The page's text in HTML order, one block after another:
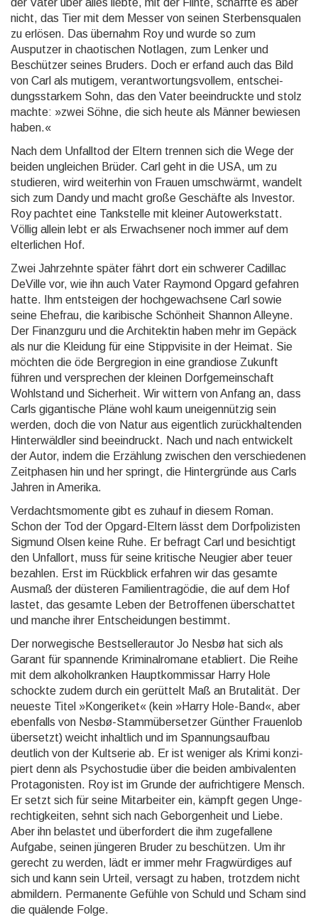
der Vater über alles liebte, mit der Flinte, schaffte es aber
nicht, das Tier mit dem Messer von seinen Sterbens­qualen
zu erlösen. Das übernahm Roy und wurde so zum
Ausputzer in chaoti­schen Notlagen, zum Lenker und
Beschüt­zer seines Bruders. Doch er erfand auch das Bild
von Carl als mutigem, verant­wortungs­vollem, entschei­
dungs­starkem Sohn, das den Vater beein­druckte und stolz
machte: »zwei Söhne, die sich heute als Männer bewiesen
haben.«
Nach dem Unfalltod der Eltern trennen sich die Wege der
beiden unglei­chen Brüder. Carl geht in die USA, um zu
studieren, wird weiterhin von Frauen um­schwärmt, wandelt
sich zum Dandy und macht große Geschäfte als Investor.
Roy pachtet eine Tank­stelle mit kleiner Auto­werk­statt.
Völlig allein lebt er als Erwach­sener noch immer auf dem
elter­lichen Hof.
Zwei Jahrzehnte später fährt dort ein schwerer Cadillac
DeVille vor, wie ihn auch Vater Raymond Opgard gefahren
hatte. Ihm entstei­gen der hoch­gewach­sene Carl sowie
seine Ehefrau, die karibi­sche Schönheit Shannon Alleyne.
Der Finanz­guru und die Archi­tektin haben mehr im Gepäck
als nur die Kleidung für eine Stipp­visite in der Heimat. Sie
möchten die öde Berg­region in eine grandiose Zukunft
führen und ver­sprechen der kleinen Dorf­gemein­schaft
Wohlstand und Sicher­heit. Wir wittern von Anfang an, dass
Carls gigan­tische Pläne wohl kaum uneigen­nützig sein
werden, doch die von Natur aus eigent­lich zurück­halten­den
Hinter­wäldler sind beein­druckt. Nach und nach ent­wickelt
der Autor, indem die Erzählung zwischen den verschie­denen
Zeit­phasen hin und her springt, die Hinter­gründe aus Carls
Jahren in Amerika.
Verdachtsmomente gibt es zuhauf in diesem Roman.
Schon der Tod der Opgard-Eltern lässt dem Dorf­polizis­ten
Sigmund Olsen keine Ruhe. Er befragt Carl und besich­tigt
den Unfallort, muss für seine kritische Neugier aber teuer
bezahlen. Erst im Rückblick erfahren wir das gesamte
Ausmaß der düsteren Familien­tragödie, die auf dem Hof
lastet, das gesamte Leben der Betrof­fenen über­schattet
und manche ihrer Entschei­dungen bestimmt.
Der norwegische Bestsellerautor Jo Nesbø hat sich als
Garant für spannende Kriminal­romane etabliert. Die Reihe
mit dem alkohol­kranken Haupt­kommis­sar Harry Hole
schockte zudem durch ein gerüttelt Maß an Bruta­lität. Der
neueste Titel »Kongeriket« (kein »Harry Hole-Band«, aber
eben­falls von Nesbø-Stamm­über­setzer Günther Frauenlob
übersetzt) weicht inhalt­lich und im Spannungs­aufbau
deutlich von der Kultserie ab. Er ist weniger als Krimi konzi­
piert denn als Psycho­studie über die beiden ambi­valenten
Protago­nisten. Roy ist im Grunde der aufrich­tigere Mensch.
Er setzt sich für seine Mitar­beiter ein, kämpft gegen Unge­
rechtig­keiten, sehnt sich nach Gebor­genheit und Liebe.
Aber ihn belastet und über­fordert die ihm zuge­fallene
Aufgabe, seinen jüngeren Bruder zu beschüt­zen. Um ihr
gerecht zu werden, lädt er immer mehr Frag­würdi­ges auf
sich und kann sein Urteil, versagt zu haben, trotzdem nicht
abmildern. Perma­nente Gefühle von Schuld und Scham sind
die quälende Folge.